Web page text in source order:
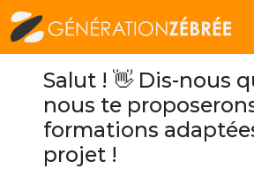
Salut ! 👋 Dis-nous
nous te
formations
projet !